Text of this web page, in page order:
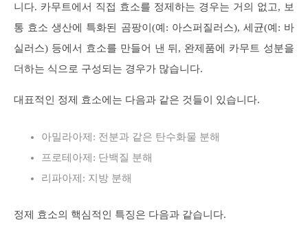
니다. 카무트에서 직접 효소를 정제하는 경우는 거의 없고, 보
통 효소 생산에 특화된 곰팡이(예: 아스퍼질러스), 세균(예: 바
실러스) 등에서 효소를 만들어 낸 뒤, 완제품에 카무트 성분을
더하는 식으로 구성되는 경우가 많습니다.
대표적인 정제 효소에는 다음과 같은 것들이 있습니다.
아밀라아제: 전분과 같은 탄수화물 분해
프로테아제: 단백질 분해
리파아제: 지방 분해
정제 효소의 핵심적인 특징은 다음과 같습니다.